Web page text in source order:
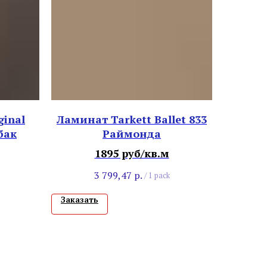
Ламинат Tarkett Ballet 833
Раймонда
1895 руб/кв.м
3 799,47 р. / 1 pack
Заказать